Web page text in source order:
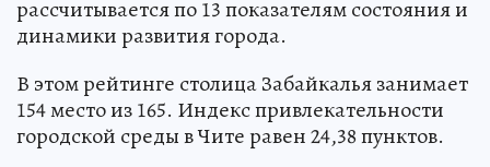
рассчитывается по 13 показателям состояния и
динамики развития города.
В этом рейтинге столица Забайкалья занимает
154 место из 165. Индекс привлекательности
городской среды в Чите равен 24,38 пунктов.